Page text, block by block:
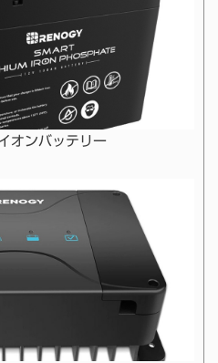
オンバッテリー